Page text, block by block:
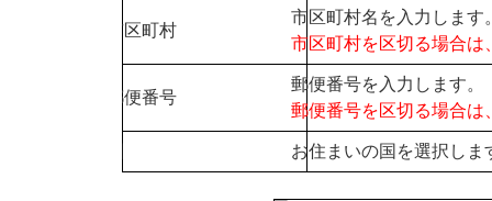
市区町村
市区町村名を入力します
市区町村を区切る場合
郵便番号
郵便番号を入力します。
郵便番号を区切る場合は
お住まいの国を選択しま